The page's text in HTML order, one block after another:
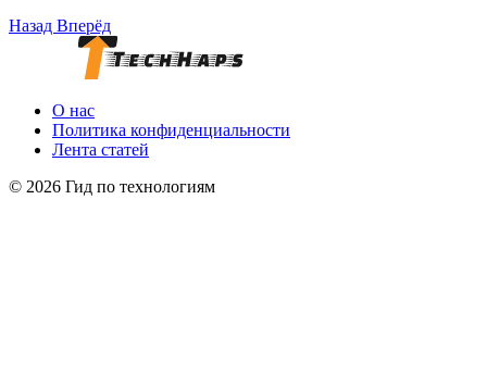
Назад Вперёд
О нас
Политика конфиденциальности
Лента статей
© 2026 Гид по технологиям